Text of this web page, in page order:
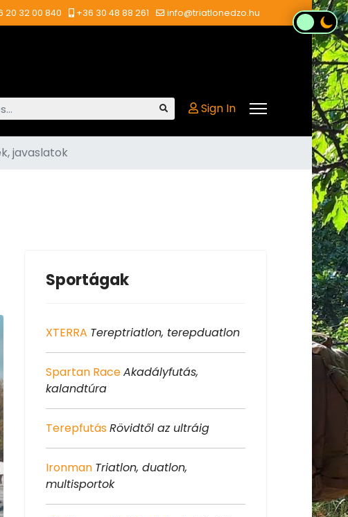
20 32 00 840 +36 30 48 88 261 info@triatlonedzo.hu
Sign In
javaslatok
Sportágak
XTERRA Tereptriatlon, terepduatlon
Spartan RaceAkadályfutás,
kalandtúra
TerepfutásRövidtől az ultráig
Ironman Triatlon, duatlon,
multisportok